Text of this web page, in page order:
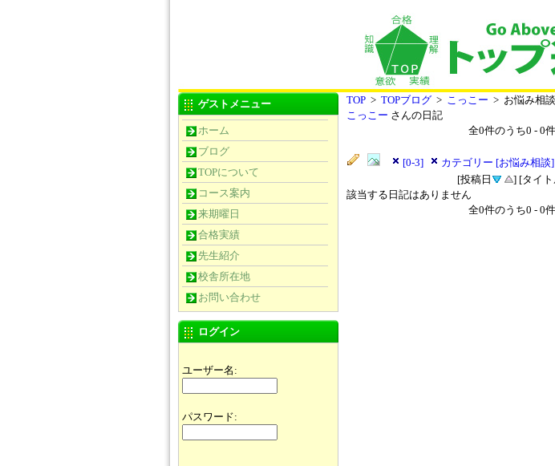
ゲストメニュー
ホーム
ブログ
TOPについて
コース案内
来期曜日
合格実績
先生紹介
校舎所在地
お問い合わせ
ログイン
ユーザー名:
パスワード:
TOP > TOPブログ > こっこー > お悩み相談
こっこー さんの日記
全0件のうち0 - 0
[0-3]
カテゴリー [お悩み相談]
[投稿日
] [タイト
該当する日記はありません
全0件のうち0 - 0